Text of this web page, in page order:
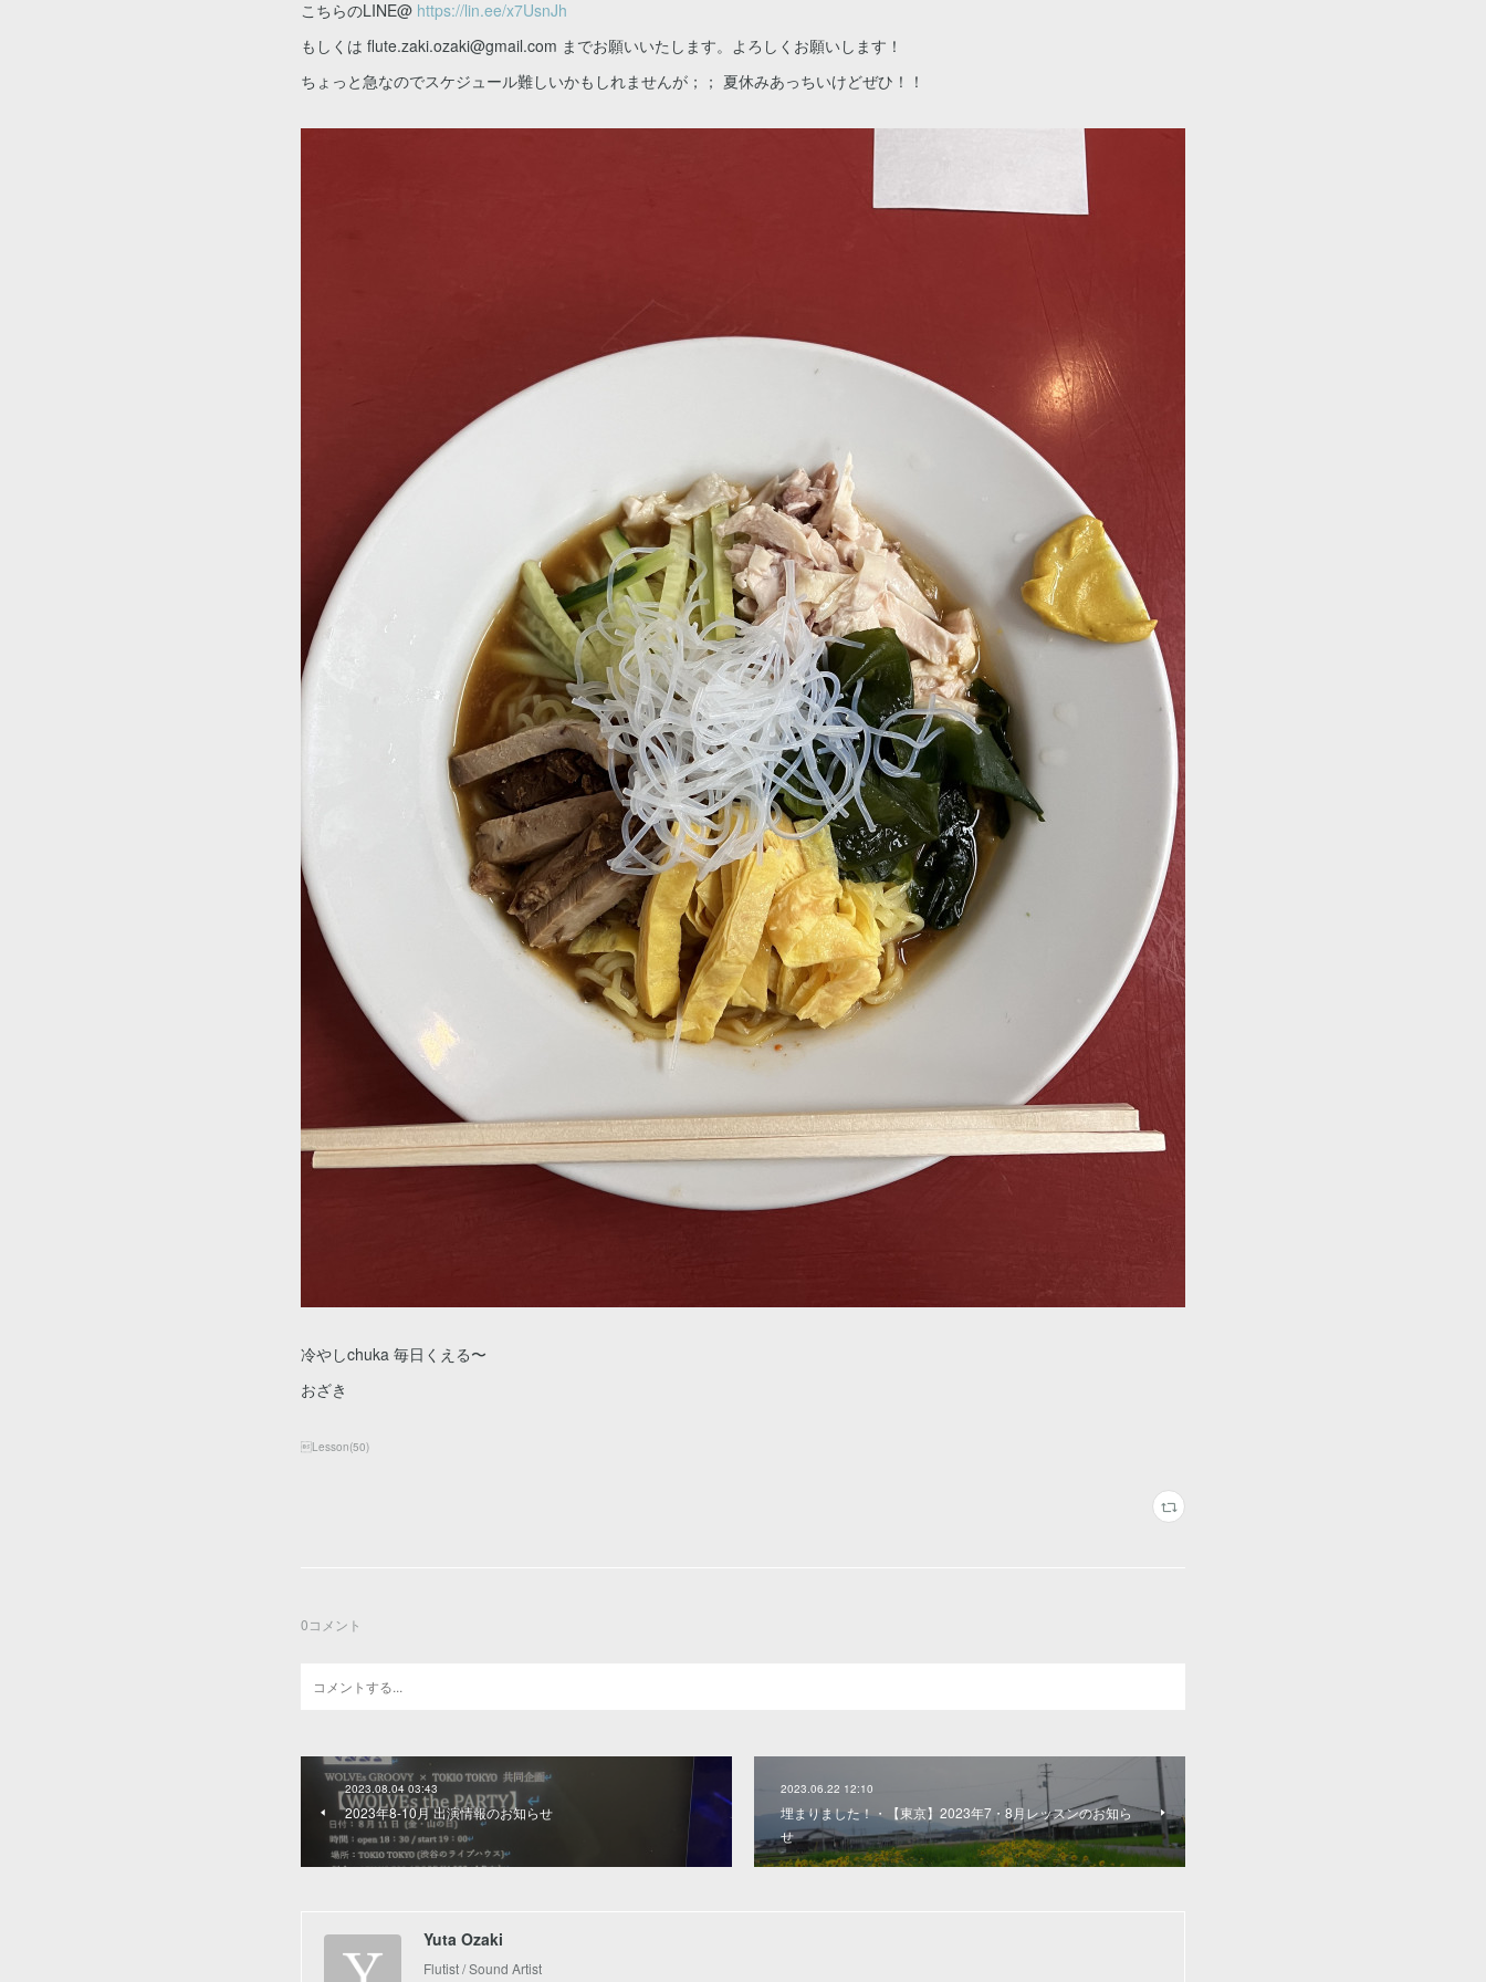
こちらのLINE@ https://lin.ee/x7UsnJh
もしくは flute.zaki.ozaki@gmail.com までお願いいたします。よろしくお願いします！
ちょっと急なのでスケジュール難しいかもしれませんが；； 夏休みあっちいけどぜひ！！
冷やしchuka 毎日くえる〜
おざき
Lesson(50)
0コメント
2023.08.04 03:43
2023年8-10月 出演情報のお知らせ
2023.06.22 12:10
埋まりました！・【東京】2023年7・8月レッスンのお知ら
せ
Yuta Ozaki
Flutist / Sound Artist